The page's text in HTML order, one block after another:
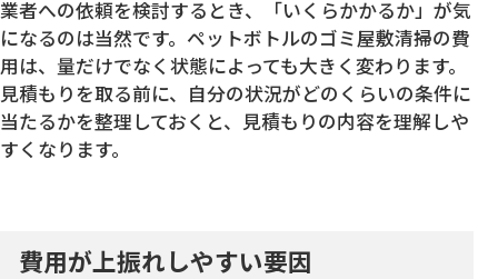
業者への依頼を検討するとき、「いくらかかるか」が気
になるのは当然です。ペットボトルのゴミ屋敷清掃の費
用は、量だけでなく状態によっても大きく変わります。
見積もりを取る前に、自分の状況がどのくらいの条件に
当たるかを整理しておくと、見積もりの内容を理解しや
すくなります。
費用が上振れしやすい要因